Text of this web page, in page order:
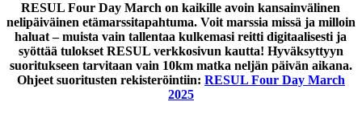
RESUL Four Day March on kaikille avoin kansainvälinen
nelipäiväinen etämarssitapahtuma. Voit marssia missä ja milloin
haluat – muista vain tallentaa kulkemasi reitti digitaalisesti ja
syöttää tulokset RESUL verkkosivun kautta! Hyväksyttyyn
suoritukseen tarvitaan vain 10km matka neljän päivän aikana.
Ohjeet suoritusten rekisteröintiin: RESUL Four Day March
2025